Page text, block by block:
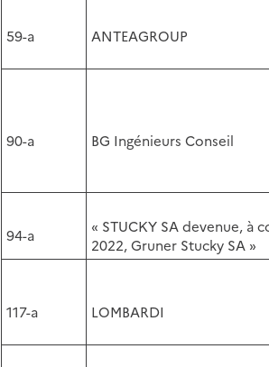
59-a ANTEAGROUP
90-a BG Ingénieurs Conseil
94-a
« STUCKY SA devenue, à
2022, Gruner Stucky SA »
117-a LOMBARDI